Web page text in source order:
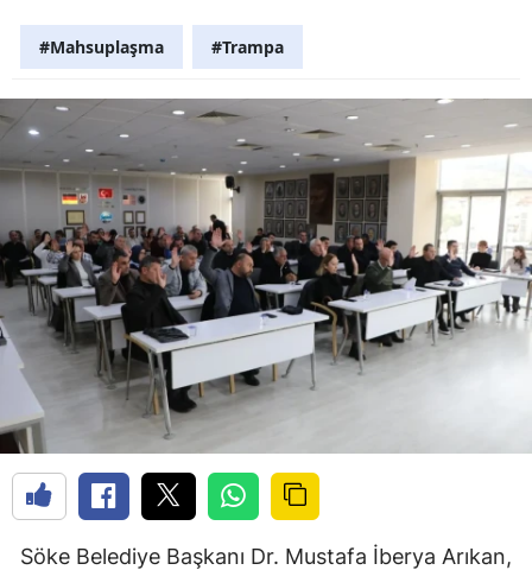
#Mahsuplaşma #Trampa
Söke Belediye Başkanı Dr. Mustafa İberya Arıkan,